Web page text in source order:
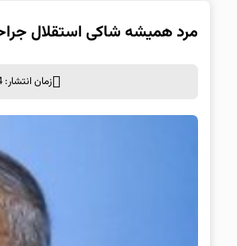
مرد همیشه شاکی استقلال
زمان انتشار: 4 می 2025 ساعت 17:54